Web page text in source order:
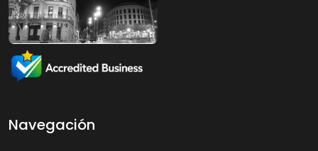
Navegación